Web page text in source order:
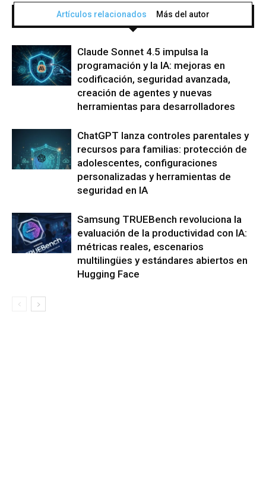
Artículos relacionados Más del autor
Claude Sonnet 4.5 impulsa la
programación y la IA: mejoras en
codificación, seguridad avanzada,
creación de agentes y nuevas
herramientas para desarrolladores
ChatGPT lanza controles parentales y
recursos para familias: protección de
adolescentes, configuraciones
personalizadas y herramientas de
seguridad en IA
Samsung TRUEBench revoluciona la
evaluación de la productividad con IA:
métricas reales, escenarios
multilingües y estándares abiertos en
Hugging Face